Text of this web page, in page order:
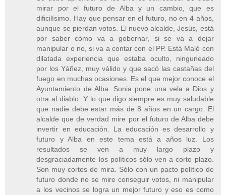
mirar por el futuro de Alba y un cambio, que es
dificilísimo. Hay que pensar en el futuro, no en 4 años,
aunque se pierdan votos. El nuevo alcalde, Jesús, está
por saber cómo va a gobernar, si se va a dejar
manipular o no, si va a contar con el PP. Está Malé con
dilatada experiencia que estaba oculto, ninguneado
por los Yáñez, muy válido y que sacó las castañas del
fuego en muchas ocasiones. Es el que mejor conoce el
Ayuntamiento de Alba. Sonia pone una vela a Dios y
otra al diablo. Y lo que digo siempre es muy saludable
que nadie debe estar más de 8 años en un cargo. El
alcalde que de verdad mire por el futuro de Alba debe
invertir en educación. La educación es desarrollo y
futuro y Alba en este tema está a años luz. Los
resultados se ven a muy largo plazo y
desgraciadamente los políticos sólo ven a corto plazo.
Son muy cortos de mira. Sólo con un pacto político de
futuro donde no se mire conseguir votos, ni manipular
a los vecinos se logra un mejor futuro y eso es como